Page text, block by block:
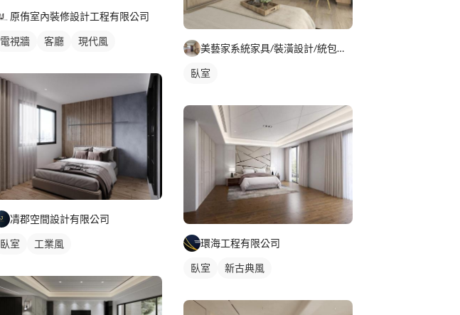
原侑室內裝修設計工程有限公司
電視牆 客廳 現代風
凊郡空間設計有限公司
臥室 工業風
美藝家系統家具/裝潢設計/統包服務
臥室
環海工程有限公司
臥室 新古典風